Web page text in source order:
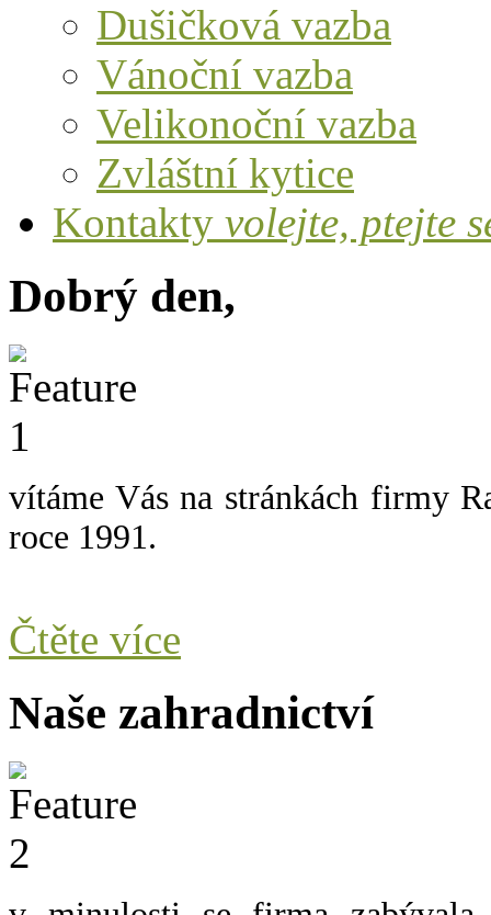
Dušičková vazba
Vánoční vazba
Velikonoční vazba
Zvláštní kytice
Kontakty volejte, ptejte
Dobrý den,
vítáme Vás na stránkách firmy
roce 1991.
Čtěte více
Naše zahradnictví